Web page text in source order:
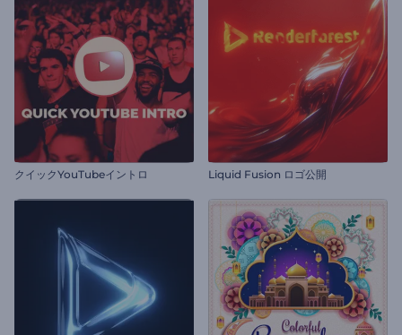
クイックYouTubeイントロ Liquid Fusion ロゴ公開